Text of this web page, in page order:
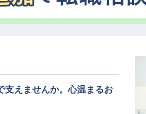
支えませんか。心温まるお